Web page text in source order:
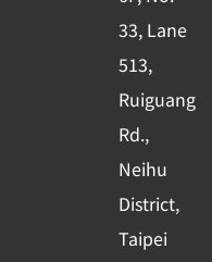
q
u
a
r
e
33, Lane
513,
Ruiguang
Rd.,
Neihu
District,
Taipei